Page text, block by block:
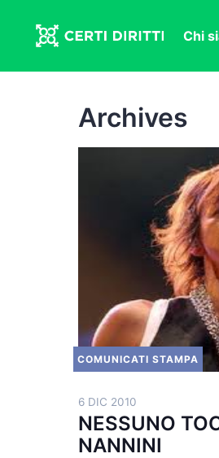
Chi
Archives
COMUNICATI STAMPA
6 DIC 2010
NESSUNO
NANNINI